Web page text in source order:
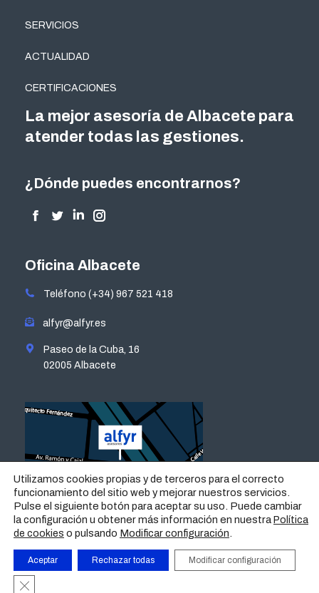
SERVICIOS
ACTUALIDAD
CERTIFICACIONES
Oficina Albacete
Teléfono (+34) 967 521 418
alfyr@alfyr.es
Paseo de la Cuba, 16
02005 Albacete
¿Dónde puedes encontrarnos?
Encuéntranos en:
Facebook
opens
new
Twitter
opens
new
Linkedin
opens
new
Instagram
opens
new
La mejor asesoría de Albacete para
atender todas las gestiones.
Utilizamos cookies propias y de terceros para el correcto
funcionamiento del sitio web y mejorar nuestros servicios.
Pulse el siguiente botón para aceptar su uso. Puede cambiar
la configuración u obtener más información en nuestra Política
de cookies o pulsando Modificar configuración
Aceptar Rechazar todas Modificar configuración
Cerrar el banner de cookies RGPD